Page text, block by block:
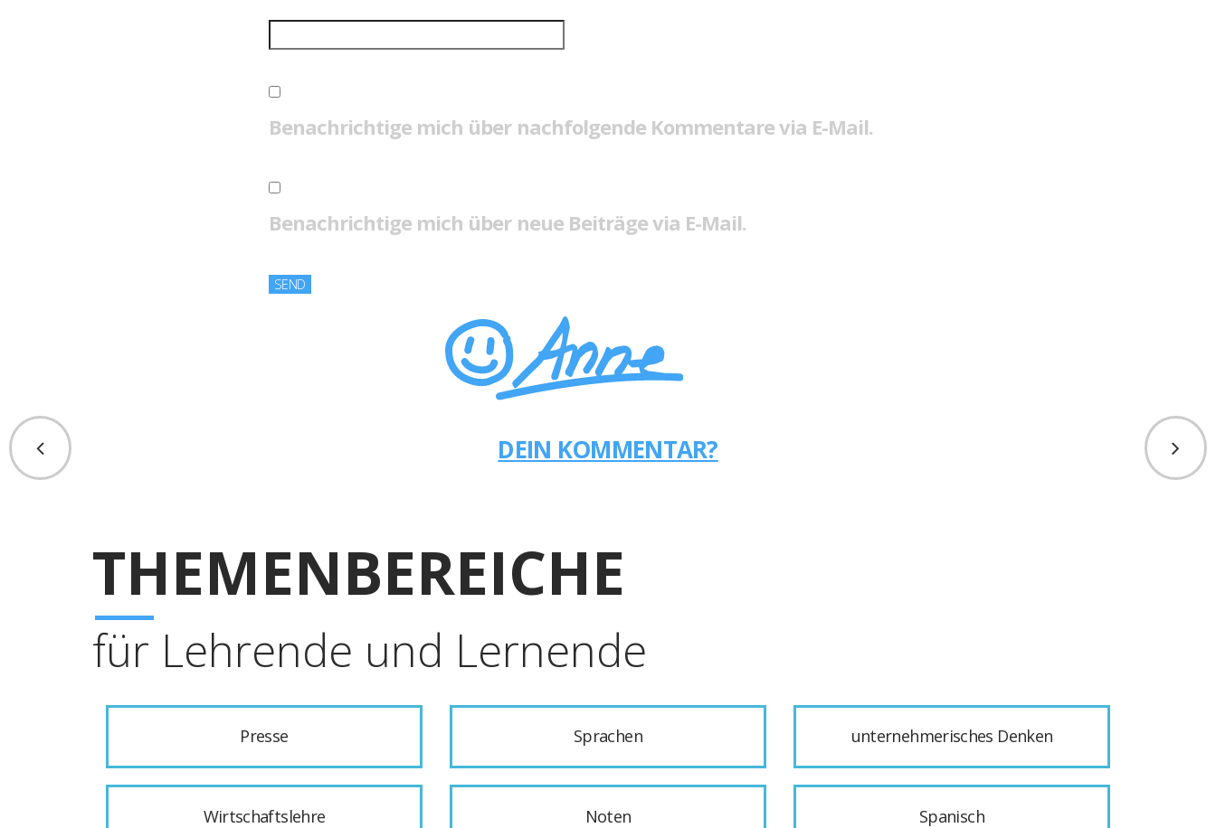
Benachrichtige mich über nachfolgende Kommentare via E-Mail.
Benachrichtige mich über neue Beiträge via E-Mail.
DEIN KOMMENTAR?
THEMENBEREICHE
für Lehrende und Lernende
Presse Sprachen unternehmerisches Denken
Wirtschaftslehre Noten Spanisch